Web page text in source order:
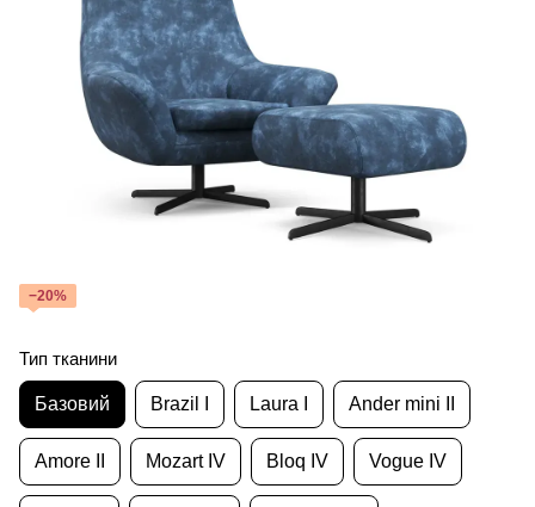
−20%
Тип тканини
Базовий Brazil I Laura I Ander mini II
Amore II Mozart IV Bloq IV Vogue IV